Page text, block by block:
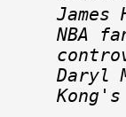
James
NBA
Daryl
Kong's